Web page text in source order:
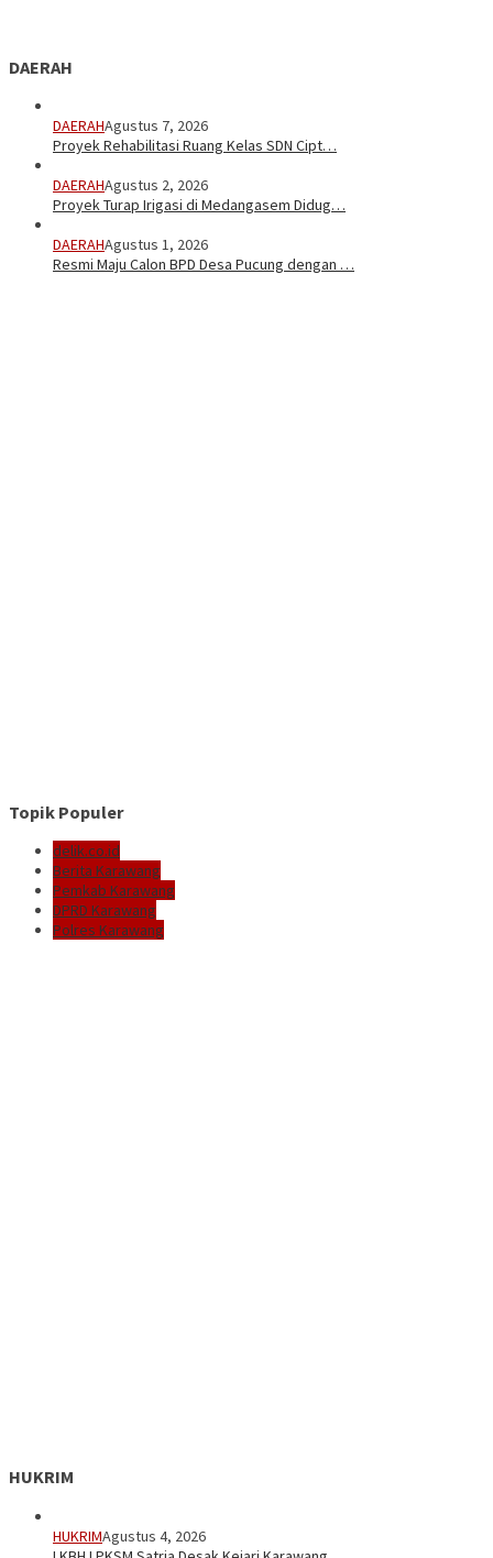
DAERAH
DAERAHAgustus 7, 2026
Proyek Rehabilitasi Ruang Kelas SDN Cipt…
DAERAHAgustus 2, 2026
Proyek Turap Irigasi di Medangasem Didug…
DAERAHAgustus 1, 2026
Resmi Maju Calon BPD Desa Pucung dengan …
Topik Populer
delik.co.id
Berita Karawang
Pemkab Karawang
DPRD Karawang
Polres Karawang
HUKRIM
HUKRIMAgustus 4, 2026